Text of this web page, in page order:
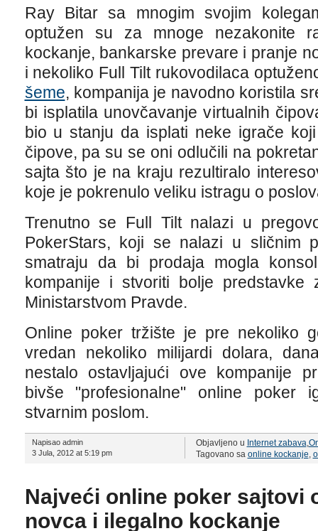
Ray Bitar sa mnogim svojim
optužen su za mnoge nezakonite
kockanje, bankarske prevare i pranje
i nekoliko Full Tilt rukovodilaca
šeme, kompanija je navodno koristila
bi isplatila unovčavanje virtualnih
bio u stanju da isplati neke igrače
čipove, pa su se oni odlučili na
sajta što je na kraju rezultiralo
koje je pokrenulo veliku istragu o
Trenutno se Full Tilt nalazi u
PokerStars, koji se nalazi u sličnim
smatraju da bi prodaja mogla
kompanije i stvoriti bolje predstavke
Ministarstvom Pravde.
Online poker tržište je pre nekoliko
vredan nekoliko milijardi dolara,
nestalo ostavljajući ove kompanije
bivše "profesionalne" online poker
stvarnim poslom.
Napisao admin
3 Jula, 2012 at 5:19 pm
Objavljeno u Internet zabava,
Tagovano sa online kockanje,
Najveći online poker sajtovi
novca i ilegalno kockanje